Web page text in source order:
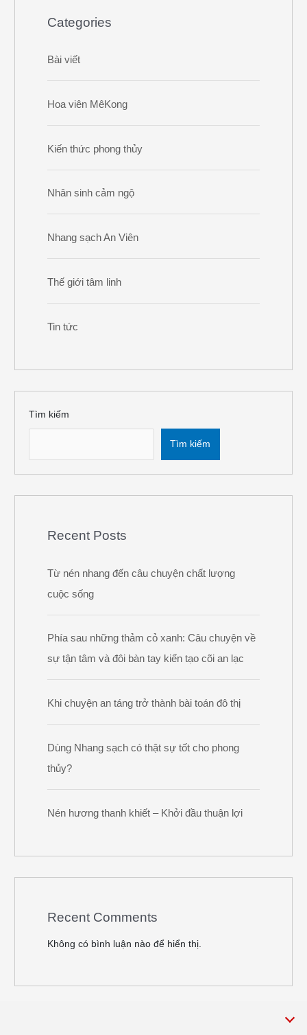
Categories
Bài viết
Hoa viên MêKong
Kiến thức phong thủy
Nhân sinh cảm ngộ
Nhang sạch An Viên
Thế giới tâm linh
Tin tức
Tìm kiếm
Tìm kiếm
Recent Posts
Từ nén nhang đến câu chuyện chất lượng
cuộc sống
Phía sau những thảm cỏ xanh: Câu chuyện về
sự tận tâm và đôi bàn tay kiến tạo cõi an lạc
Khi chuyện an táng trở thành bài toán đô thị
Dùng Nhang sạch có thật sự tốt cho phong
thủy?
Nén hương thanh khiết – Khởi đầu thuận lợi
Recent Comments
Không có bình luận nào để hiển thị.